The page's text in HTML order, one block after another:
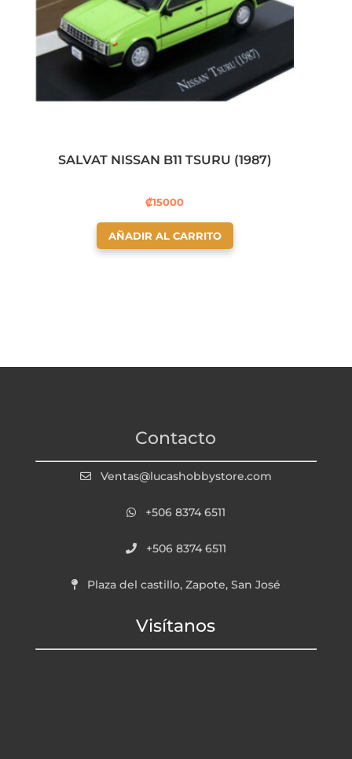
SALVAT NISSAN B11 TSURU (1987)
₡15000
AÑADIR AL CARRITO
Contacto
Ventas@lucashobbystore.com
+506 8374 6511
+506 8374 6511
Plaza del castillo, Zapote, San José
Visítanos